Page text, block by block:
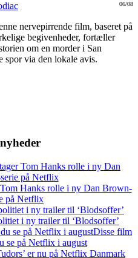
06/08
nervepirrende film, baseret på
begivenheder, fortæller
om en morder i San
spor via den lokale avis.
Hanks rolle i ny Dan Brown-
på Netflix
i ny trailer til ‘Blodsoffer’
Disse film
se på Netflix i august